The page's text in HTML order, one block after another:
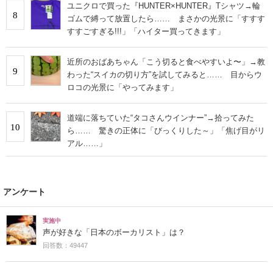
8
ユニクロで買った『HUNTER×HUNTER』Tシャツ→輪
ゴムで縛って放置したら…… まさかの光景に「すすす
すすごすぎる!!!」「ハイター買ってきます」
9
近所のおばあちゃん「こう切ると食べやすいよ〜」→教
わった“スイカの切り方”を試してみると…… 目からウ
ロコの光景に「やってみます」
10
道端に落ちていた“タコさんウインナー”→拾ってみた
ら…… 驚きの正体に「びっくりした～」「焦げ目がリ
アル……」
アンケート
実施中
声が好きな「日本のボーカリスト」は？
回答数：49447